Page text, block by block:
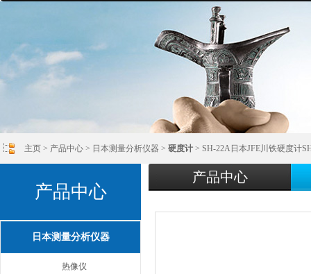
主页 > 产品中心 > 日本测量分析仪器 > 硬度计 > SH-22A日本JFE川铁硬度计
产品中心
日本测量分析仪器
热像仪
产品中心